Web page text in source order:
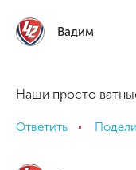
Вадим
Наши просто
Ответить